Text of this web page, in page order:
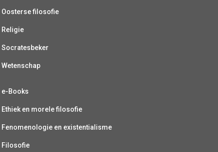
Oosterse filosofie
Religie
Socratesbeker
Wetenschap
e-Books
Ethiek en morele filosofie
Fenomenologie en existentialisme
Filosofie